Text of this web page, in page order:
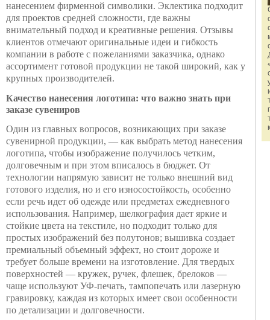
нанесением фирменной символики. Эклектика подходит
для проектов средней сложности, где важны
внимательный подход и креативные решения. Отзывы
клиентов отмечают оригинальные идеи и гибкость
компании в работе с пожеланиями заказчика, однако
ассортимент готовой продукции не такой широкий, как у
крупных производителей.
Качество нанесения логотипа: что важно знать при
заказе сувениров
Один из главных вопросов, возникающих при заказе
сувенирной продукции, — как выбрать метод нанесения
логотипа, чтобы изображение получилось четким,
долговечным и при этом вписалось в бюджет. От
технологии напрямую зависит не только внешний вид
готового изделия, но и его износостойкость, особенно
если речь идет об одежде или предметах ежедневного
использования. Например, шелкография дает яркие и
стойкие цвета на текстиле, но подходит только для
простых изображений без полутонов; вышивка создает
премиальный объемный эффект, но стоит дороже и
требует больше времени на изготовление. Для твердых
поверхностей — кружек, ручек, флешек, брелоков —
чаще используют УФ-печать, тампопечать или лазерную
гравировку, каждая из которых имеет свои особенности
по детализации и долговечности.